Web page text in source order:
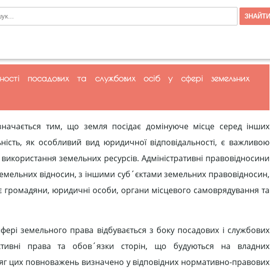
посадових та службових осіб у сфері земельних
тим, що земля посідає доміную­че місце серед інших
як особливий вид юридич­ної відповідальності, є важливою
земель­них ресурсів. Адміністративні пра­вовідносини
відносин, з іншими суб´єктами зе­мельних правовідносин,
юридичні особи, органи місцевого самоврядування та
земельного права відбувається з боку посадових і службових
права та обов´язки сторін, що будуються на владних
цих повноважень визначено у відповідних нормативно-правових